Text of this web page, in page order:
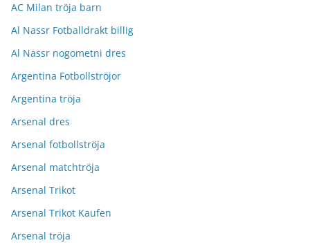
AC Milan tröja barn
Al Nassr Fotballdrakt billig
Al Nassr nogometni dres
Argentina Fotbollströjor
Argentina tröja
Arsenal dres
Arsenal fotbollströja
Arsenal matchtröja
Arsenal Trikot
Arsenal Trikot Kaufen
Arsenal tröja